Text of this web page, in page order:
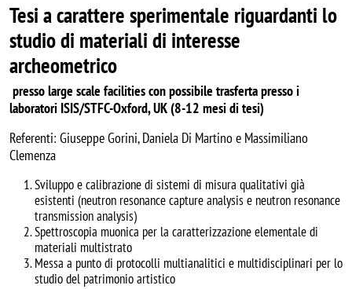
Tesi a carattere sperimentale riguardanti lo
studio di materiali di interesse
archeometrico
presso large scale facilities con possibile trasferta presso i
laboratori ISIS/STFC-Oxford, UK (8-12 mesi di tesi)
Referenti: Giuseppe Gorini, Daniela Di Martino e Massimiliano
Clemenza
Sviluppo e calibrazione di sistemi di misura qualitativi già
esistenti (neutron resonance capture analysis e neutron resonance
transmission analysis)
Spettroscopia muonica per la caratterizzazione elementale di
materiali multistrato
Messa a punto di protocolli multianalitici e multidisciplinari per lo
studio del patrimonio artistico